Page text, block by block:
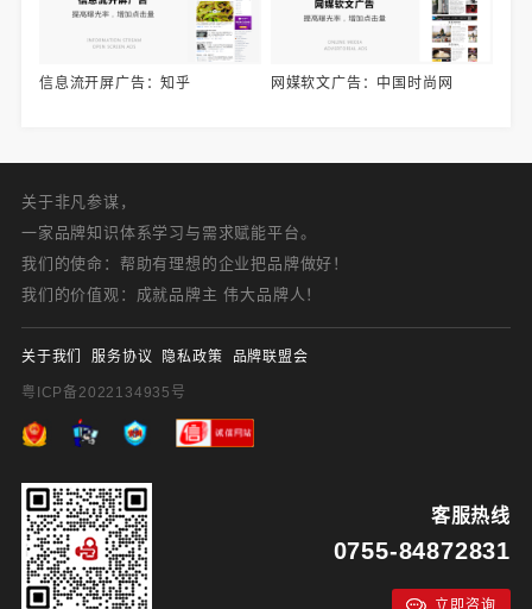
信息流开屏广告：知乎 网媒软文广告：中国时尚网
关于非凡参谋，
一家品牌知识体系学习与需求赋能平台。
我们的使命：帮助有理想的企业把品牌做好！
我们的价值观：成就品牌主 伟大品牌人！
客服热线
0755-84872831
立即咨询
关于我们 服务协议 隐私政策 品牌联盟会
粤ICP备2022134935号